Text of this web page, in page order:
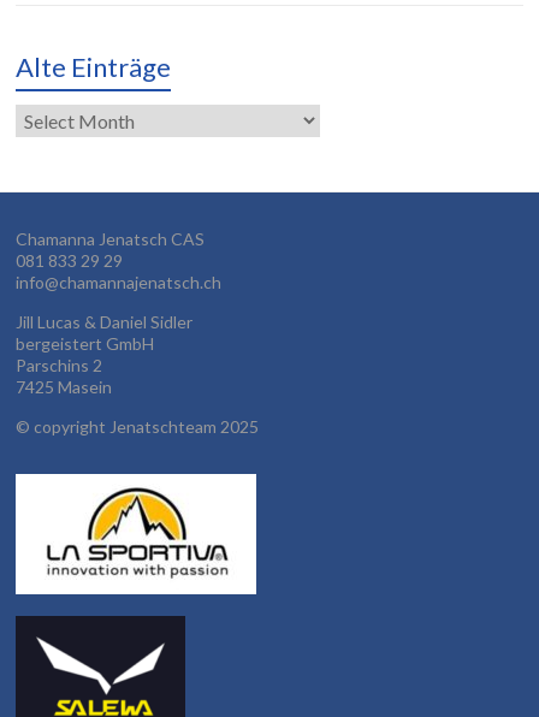
Alte Einträge
Alte
Einträge
Chamanna Jenatsch CAS
081 833 29 29
info@chamannajenatsch.ch
Jill Lucas & Daniel Sidler
bergeistert GmbH
Parschins 2
7425 Masein
© copyright Jenatschteam 2025